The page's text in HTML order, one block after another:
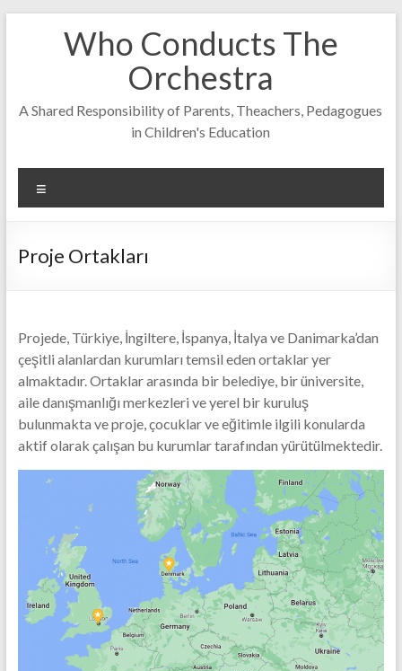
Who Conducts The
Orchestra
A Shared Responsibility of Parents, Theachers, Pedagogues
in Children's Education
Proje Ortakları
Projede, Türkiye, İngiltere, İspanya, İtalya ve Danimarka’dan
çeşitli alanlardan kurumları temsil eden ortaklar yer
almaktadır. Ortaklar arasında bir belediye, bir üniversite,
aile danışmanlığı merkezleri ve yerel bir kuruluş
bulunmakta ve proje, çocuklar ve eğitimle ilgili konularda
aktif olarak çalışan bu kurumlar tarafından yürütülmektedir.